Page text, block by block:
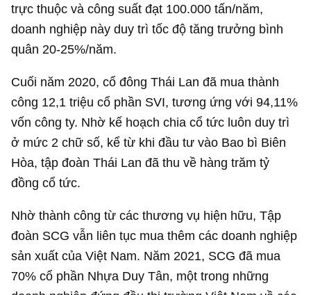
trực thuộc và công suất đạt 100.000 tấn/năm,
doanh nghiệp này duy trì tốc độ tăng trưởng bình
quân 20-25%/năm.
Cuối năm 2020, cổ đông Thái Lan đã mua thành
công 12,1 triệu cổ phần SVI, tương ứng với 94,11%
vốn công ty. Nhờ kế hoạch chia cổ tức luôn duy trì
ở mức 2 chữ số, kể từ khi đầu tư vào Bao bì Biên
Hòa, tập đoàn Thái Lan đã thu về hàng trăm tỷ
đồng cổ tức.
Nhờ thành công từ các thương vụ hiện hữu, Tập
đoàn SCG vẫn liên tục mua thêm các doanh nghiệp
sản xuất của Việt Nam. Năm 2021, SCG đã mua
70% cổ phần Nhựa Duy Tân, một trong những